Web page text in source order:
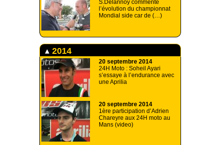
S.Delannoy commente
l’évolution du championnat
Mondial side car de (…)
2014
20 septembre 2014
24H Moto : Soheil Ayari
s’essaye à l’endurance avec
une Aprilia
20 septembre 2014
1ère participation d’Adrien
Chareyre aux 24H moto au
Mans (video)